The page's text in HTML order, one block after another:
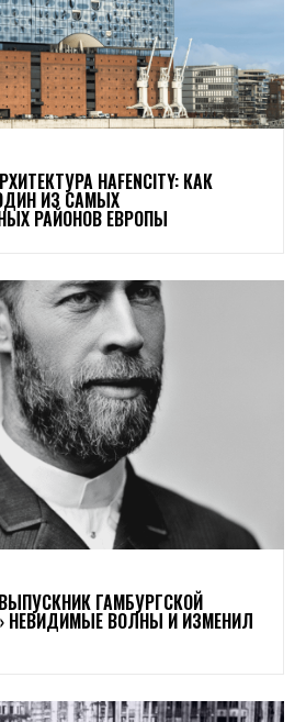
HAFENCITY: КАК
ИЗ САМЫХ
РАЙОНОВ ЕВРОПЫ
ГАМБУРГСКОЙ
ВОЛНЫ И ИЗМЕНИЛ